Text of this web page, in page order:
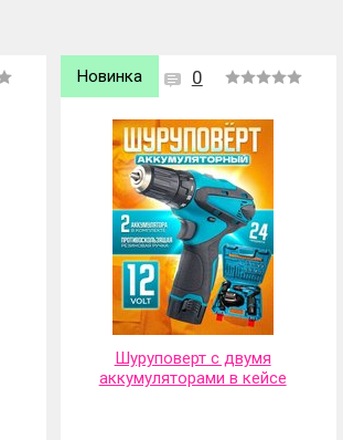
0
Хит продаж
Новинка
Портативная
аккумуляторная мойка